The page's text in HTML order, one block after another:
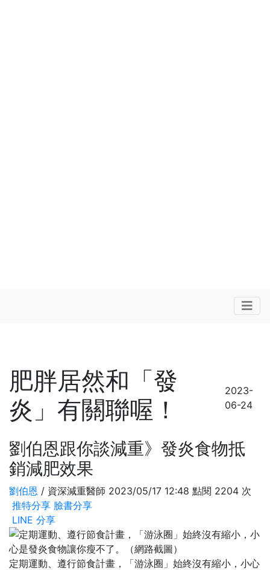
肥胖居然和「發
炎」有關聯喔！
2023-
06-24
劉伯恩跟你談減重》發炎食物抵
銷減肥效果
劉伯恩 / 資深減重醫師 2023/05/17 12:48 點閱 2204 次
推特分享 臉書分享
LINE 分享
定期運動、遵行節食計畫，「游泳圈」始終沒有縮小，小心